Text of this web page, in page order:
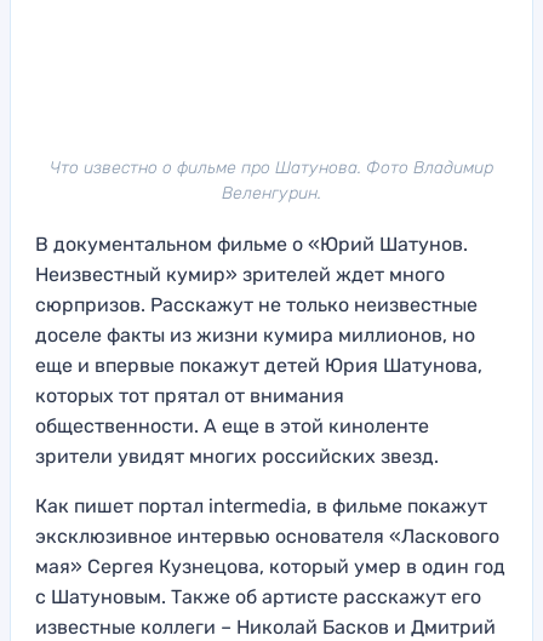
Что известно о фильме про Шатунова. Фото Владимир
Веленгурин.
В документальном фильме о «Юрий Шатунов.
Неизвестный кумир» зрителей ждет много
сюрпризов. Расскажут не только неизвестные
доселе факты из жизни кумира миллионов, но
еще и впервые покажут детей Юрия Шатунова,
которых тот прятал от внимания
общественности. А еще в этой киноленте
зрители увидят многих российских звезд.
Как пишет портал intermedia, в фильме покажут
эксклюзивное интервью основателя «Ласкового
мая» Сергея Кузнецова, который умер в один год
с Шатуновым. Также об артисте расскажут его
известные коллеги – Николай Басков и Дмитрий